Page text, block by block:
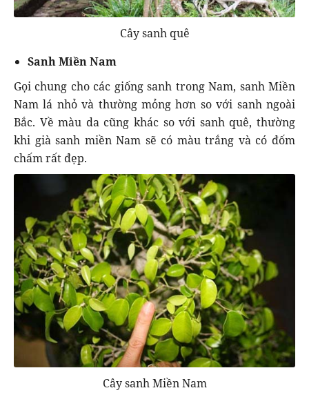
Cây sanh quê
Sanh Miền Nam
Gọi chung cho các giống sanh trong Nam, sanh Miền
Nam lá nhỏ và thường mỏng hơn so với sanh ngoài
Bắc. Về màu da cũng khác so với sanh quê, thường
khi già sanh miền Nam sẽ có màu trắng và có đốm
chấm rất đẹp.
Cây sanh Miền Nam